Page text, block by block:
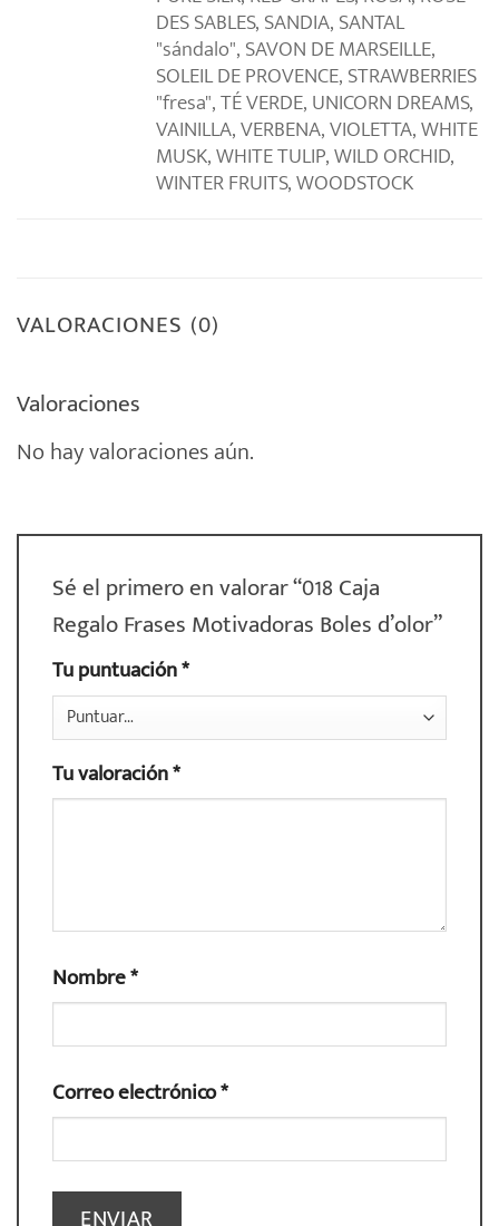
DES SABLES, SANDIA, SANTAL
"sándalo", SAVON DE MARSEILLE,
SOLEIL DE PROVENCE, STRAWBERRIES
"fresa", TÉ VERDE, UNICORN DREAMS,
VAINILLA, VERBENA, VIOLETTA, WHITE
MUSK, WHITE TULIP, WILD ORCHID,
WINTER FRUITS, WOODSTOCK
VALORACIONES (0)
Valoraciones
No hay valoraciones aún.
Sé el primero en valorar “018 Caja
Regalo Frases Motivadoras Boles d’olor”
Tu puntuación*
Tu valoración*
Nombre*
Correo electrónico*